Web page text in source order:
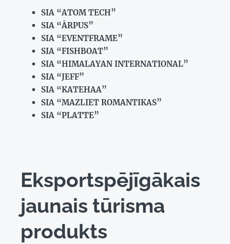
SIA “ATOM TECH”
SIA “ĀRPUS”
SIA “EVENTFRAME”
SIA “FISHBOAT”
SIA “HIMALAYAN INTERNATIONAL”
SIA “JEFF”
SIA “KATEHAA”
SIA “MAZLIET ROMANTIKAS”
SIA “PLATTE”
Eksportspējīgākais
jaunais tūrisma
produkts